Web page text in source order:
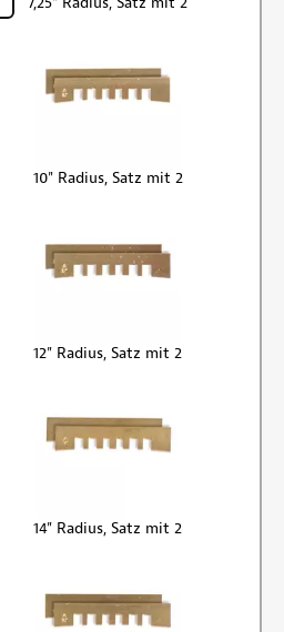
10" Radius, Satz mit 2
12" Radius, Satz mit 2
14" Radius, Satz mit 2